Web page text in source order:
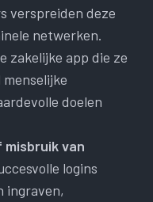
verspreiden deze
netwerken.
zakelijke app die ze
doelen
misbruik van
logins
ingraven,